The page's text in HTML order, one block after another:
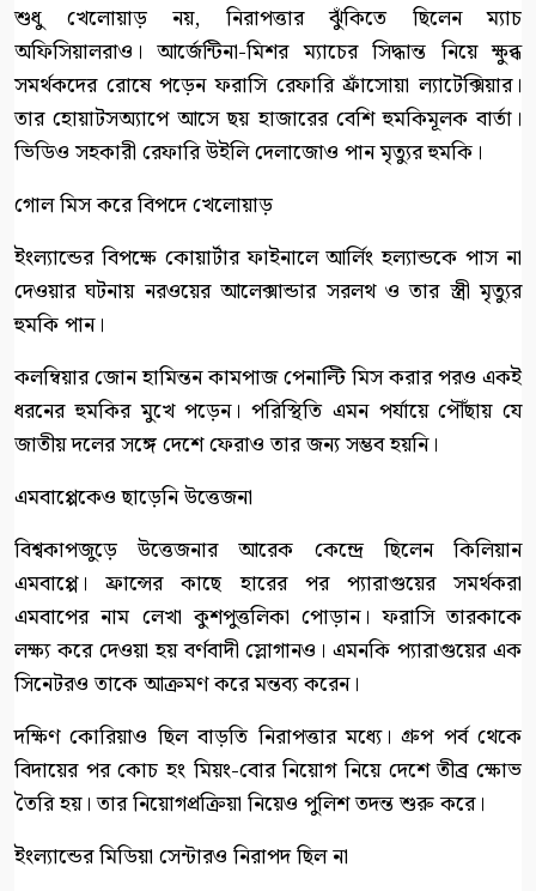
শুধু খেলোয়াড় নয়, নিরাপত্তার ঝুঁকিতে ছিলেন ম্যাচ
অফিসিয়ালরাও। আর্জেন্টিনা-মিশর ম্যাচের সিদ্ধান্ত নিয়ে ক্ষুব্ধ
সমর্থকদের রোষে পড়েন ফরাসি রেফারি ফ্রাঁসোয়া ল্যাটেক্সিয়ার।
তার হোয়াটসঅ্যাপে আসে ছয় হাজারের বেশি হুমকিমূলক বার্তা।
ভিডিও সহকারী রেফারি উইলি দেলাজোও পান মৃত্যুর হুমকি।
গোল মিস করে বিপদে খেলোয়াড়
ইংল্যান্ডের বিপক্ষে কোয়ার্টার ফাইনালে আর্লিং হল্যান্ডকে পাস না
দেওয়ার ঘটনায় নরওয়ের আলেক্সান্ডার সরলথ ও তার স্ত্রী মৃত্যুর
হুমকি পান।
কলম্বিয়ার জোন হামিন্তন কামপাজ পেনাল্টি মিস করার পরও একই
ধরনের হুমকির মুখে পড়েন। পরিস্থিতি এমন পর্যায়ে পৌঁছায় যে
জাতীয় দলের সঙ্গে দেশে ফেরাও তার জন্য সম্ভব হয়নি।
এমবাপ্পেকেও ছাড়েনি উত্তেজনা
বিশ্বকাপজুড়ে উত্তেজনার আরেক কেন্দ্রে ছিলেন কিলিয়ান
এমবাপ্পে। ফ্রান্সের কাছে হারের পর প্যারাগুয়ের সমর্থকরা
এমবাপের নাম লেখা কুশপুত্তলিকা পোড়ান। ফরাসি তারকাকে
লক্ষ্য করে দেওয়া হয় বর্ণবাদী স্লোগানও। এমনকি প্যারাগুয়ের এক
সিনেটরও তাকে আক্রমণ করে মন্তব্য করেন।
দক্ষিণ কোরিয়াও ছিল বাড়তি নিরাপত্তার মধ্যে। গ্রুপ পর্ব থেকে
বিদায়ের পর কোচ হং মিয়ং-বোর নিয়োগ নিয়ে দেশে তীব্র ক্ষোভ
তৈরি হয়। তার নিয়োগপ্রক্রিয়া নিয়েও পুলিশ তদন্ত শুরু করে।
ইংল্যান্ডের মিডিয়া সেন্টারও নিরাপদ ছিল না